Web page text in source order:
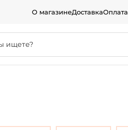
О магазинеДоставкаОплата